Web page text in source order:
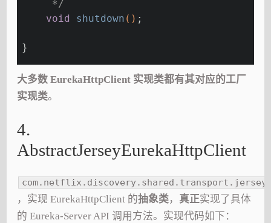
     */
void
shutdown () ;
}
大多数 EurekaHttpClient 实现类都有其对应的工厂
实现类。
4.
AbstractJerseyEurekaHttpClient
，实现 EurekaHttpClient 的抽象类， 真正实现了具体
的 Eureka-Server API 调用方法。实现代码如下：